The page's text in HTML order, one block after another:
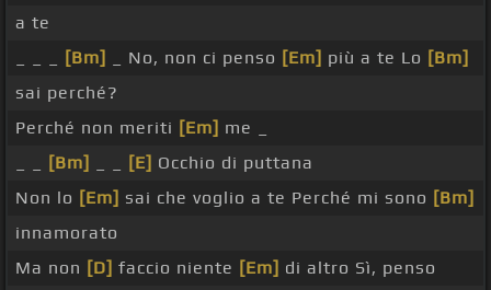
a te
[Bm] _ No, non ci penso [Em] più a te Lo [Bm]
sai perché?
Perché non meriti [Em] me _
[Bm] [E] Occhio di puttana
Non lo [Em] sai che voglio a te Perché mi sono [Bm]
innamorato
Ma non [D] faccio niente [Em] di altro Sì, penso